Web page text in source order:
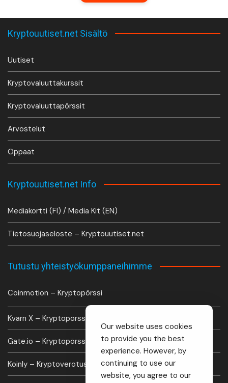
Kryptouutiset.net Sisältö
Uutiset
Kryptovaluuttakurssit
Kryptovaluuttapörssit
Arvostelut
Oppaat
Kryptouutiset.net Info
Mediakortti (FI) / Media Kit (EN)
Tietosuojaseloste – Kryptouutiset.net
Tutustu yhteistyökumppaneihimme
Coinmotion – Kryptopörssi
Kvarn X – Kryptopörssi
Gate.io – Kryptopörssi
Koinly – Kryptoverotus laskuri
Our website uses cookies
to provide you the best
experience. However, by
continuing to use our
website, you agree to our